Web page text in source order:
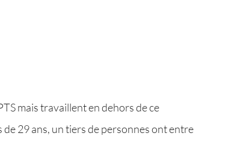
mais travaillent en dehors de ce
29 ans, un tiers de personnes ont entre